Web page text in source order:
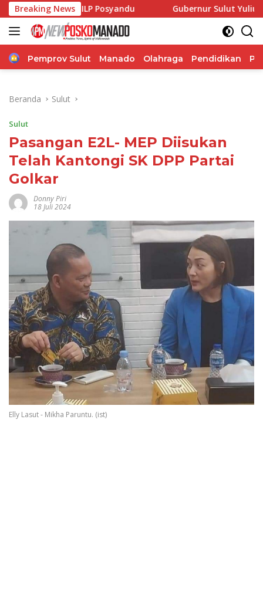
Langsung
ke
konten
Breaking News
ILP Posyandu Gubernur Sulut Yulius Selvanus
Home
Pemprov Sulut Manado Olahraga Pendidikan
Beranda Sulut
Sulut
Pasangan E2L- MEP Diisukan
Telah Kantongi SK DPP Partai
Golkar
Donny Piri
18 Juli 2024
Elly Lasut - Mikha Paruntu. (ist)